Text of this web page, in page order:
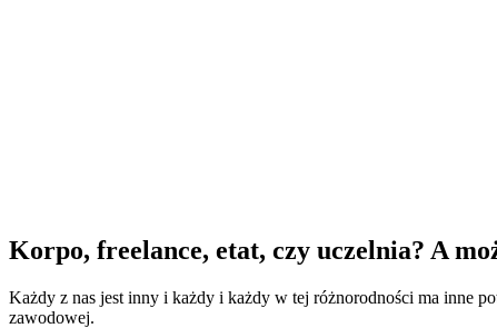
Korpo, freelance, etat, czy uczelnia? A
Każdy z nas jest inny i każdy i każdy w tej różnorodności ma inne
zawodowej.